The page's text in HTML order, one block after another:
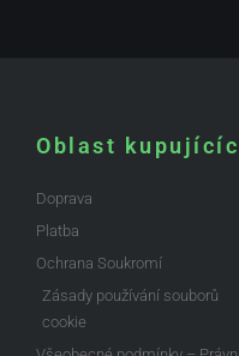
Oblast
Doprava
Platba
Ochrana Soukromí
Zásady používání souborů
cookie